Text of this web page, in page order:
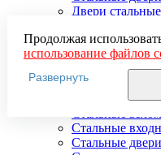
Двери
Наружные
Недорогие
Распродажа
Стальная дверь
Стальная
Стальные
Стальные
Продолжая
использование файлов
пользовательских
местоположении, устройстве,
для функционирования
использования систем
Яндекс.Метрика), в
Развернуть